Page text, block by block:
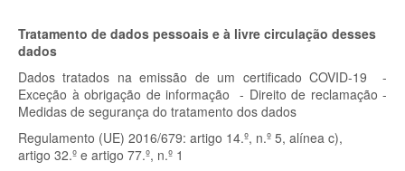
Tratamento de dados pessoais e à livre circulação desses
dados
Dados tratados na emissão de um certificado COVID-19 -
Exceção à obrigação de informação - Direito de reclamação -
Medidas de segurança do tratamento dos dados
Regulamento (UE) 2016/679: artigo 14.º, n.º 5, alínea c),
artigo 32.º e artigo 77.º, n.º 1